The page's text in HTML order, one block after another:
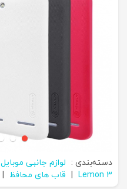
دسته‌بندی : لوازم جانبی موبایل
Lemon 3
| قاب های محافظ |